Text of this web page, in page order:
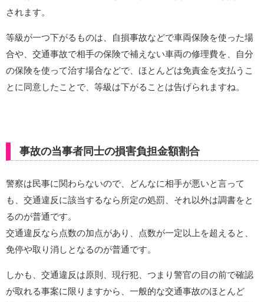
されます。
等級が一つ下がるものは、自損事故などで車両保険を使った場
合や、交通事故で相手の保険で補えない車両の修理費を、自分
の保険を使って治す場合などで、ほとんどは免責金を支払うこ
とに同意したことで、等級は下がることは告げられますね。
事故の当事者同士の損害負担金額割合
警察は民事に関わらないので、どんなに相手が悪いと言って
も、交通違反に該当するなら所定の処罰、それ以外は調書をと
るのが普通です。
交通違反なら点数の加点があり、点数が一定以上を超えると、
免停や取り消しとなるのが普通です。
しかも、交通違反は原則、現行犯、つまり警官の目の前で確認
が取れる事案に限りますから、一般的な交通事故のほとんど